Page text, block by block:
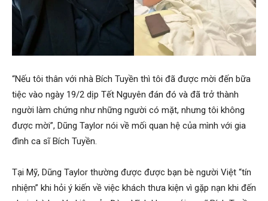
“Nếu tôi thân với nhà Bích Tuyền thì tôi đã được mời đến bữa
tiệc vào ngày 19/2 dịp Tết Nguyên đán đó và đã trở thành
người làm chứng như những người có mặt, nhưng tôi không
được mời”, Dũng Taylor nói về mối quan hệ của mình với gia
đình ca sĩ Bích Tuyền.
Tại Mỹ, Dũng Taylor thường được được bạn bè người Việt “tín
nhiệm” khi hỏi ý kiến về việc khách thưa kiện vì gặp nạn khi đến